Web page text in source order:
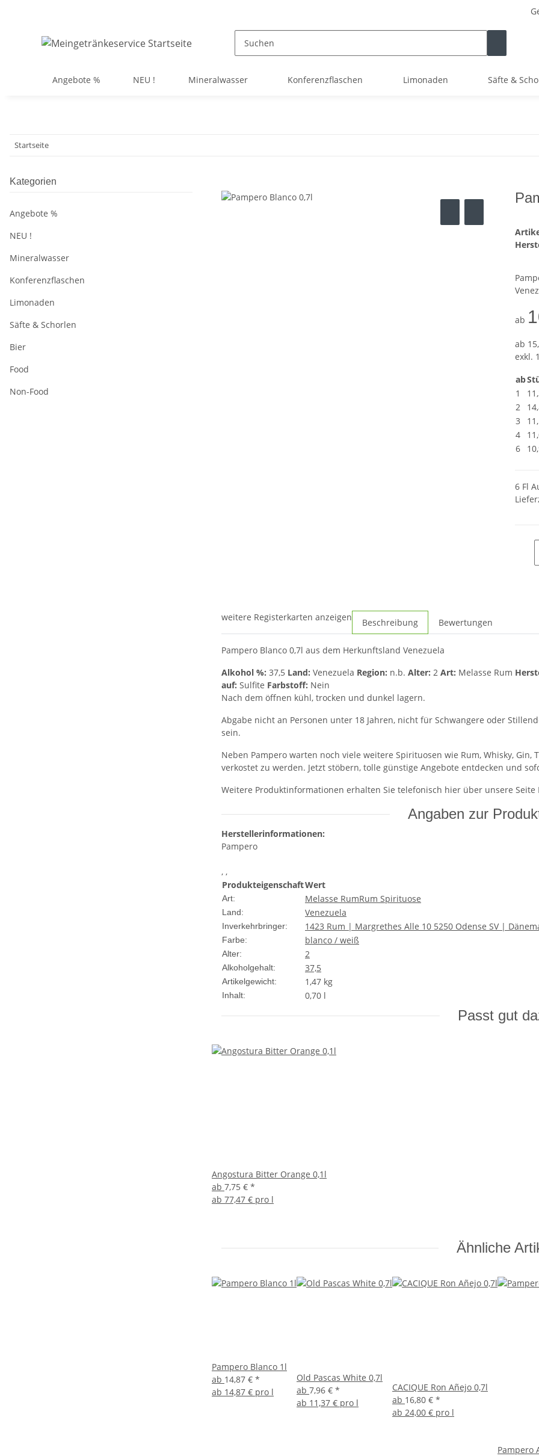
Angebote % NEU ! Mineralwasser Konferenzflaschen Limonaden Säfte &
Startseite
ab
ab
exkl.
ab
1
2
3
4
6
6 Fl
weitere Registerkarten anzeigen Beschreibung Bewertungen
Pampero Blanco 0,7l aus dem Herkunftsland Venezuela
Alkohol %: 37,5 Land: Venezuela Region: n.b. Alter: 2 Art: Melasse Rum
auf: Sulfite Farbstoff: Nein
Nach dem öffnen kühl, trocken und dunkel lagern.
Abgabe nicht an Personen unter 18 Jahren, nicht für Schwangere oder
sein.
Neben Pampero warten noch viele weitere Spirituosen wie Rum, Whisky,
verkostet zu werden. Jetzt stöbern, tolle günstige Angebote entdecken und
Weitere Produktinformationen erhalten Sie telefonisch hier über unsere
Angaben zur
Herstellerinformationen:
Pampero
, ,
ProdukteigenschaftWert
Art: Melasse RumRum Spirituose
Land: Venezuela
Inverkehrbringer: 1423 Rum | Margrethes Alle 10 5250 Odense SV |
Farbe: blanco / weiß
Alter: 2
Alkoholgehalt: 37,5
Artikelgewicht: 1,47 kg
Inhalt: 0,70 l
Passt gut
Angostura Bitter Orange 0,1l
ab 7,75 € *
ab 77,47 € pro l
Ähnliche
Pampero Blanco 1l
ab 14,87 € *
ab 14,87 € pro l
Old Pascas White 0,7l
ab 7,96 € *
ab 11,37 € pro l
CACIQUE Ron Añejo 0,7l
ab 16,80 € *
ab 24,00 € pro l
Pampero
Kategorien
Angebote %
NEU !
Mineralwasser
Konferenzflaschen
Limonaden
Säfte & Schorlen
Bier
Food
Non-Food